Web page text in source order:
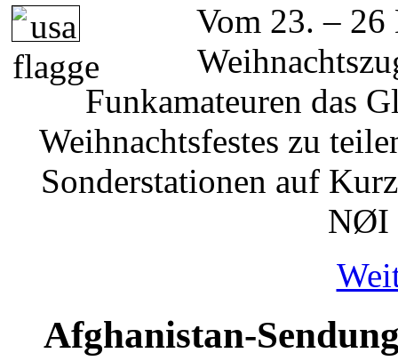
Vom 23. – 26
Funkamateuren das
Weihnachtsfestes zu
Sonderstationen auf
NØI
Afghanistan-